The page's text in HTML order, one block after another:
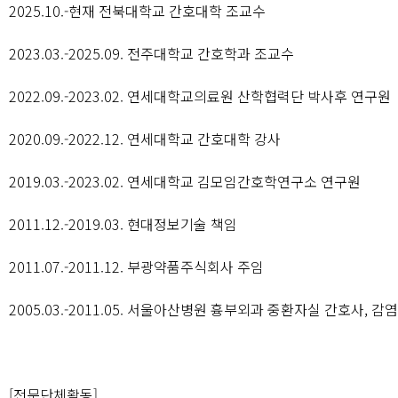
2025.10.-현재 전북대학교 간호대학 조교수
2023.03.-2025.09. 전주대학교 간호학과 조교수
2022.09.-2023.02. 연세대학교의료원 산학협력단 박사후 연구원
2020.09.-2022.12. 연세대학교 간호대학 강사
2019.03.-2023.02. 연세대학교 김모임간호학연구소 연구원
2011.12.-2019.03. 현대정보기술 책임
2011.07.-2011.12. 부광약품주식회사 주임
2005.03.-2011.05. 서울아산병원 흉부외과 중환자실 간호사, 감